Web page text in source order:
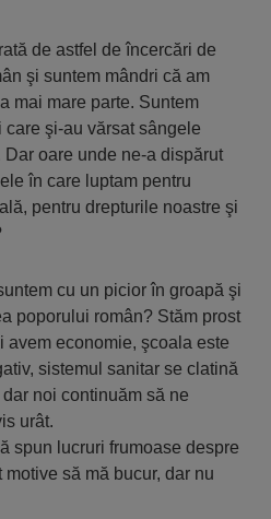
de astfel de încercări de
şi suntem mândri că am
mai mare parte. Suntem
şi-au vărsat sângele
oare unde ne-a dispărut
în care luptam pentru
pentru drepturile noastre şi
cu un picior în groapă şi
poporului român? Stăm prost
avem economie, şcoala este
sistemul sanitar se clatină
noi continuăm să ne
urât.
spun lucruri frumoase despre
să mă bucur, dar nu